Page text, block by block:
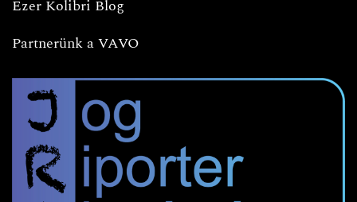
Ezer Kolibri Blog
Partnerünk a VAVO